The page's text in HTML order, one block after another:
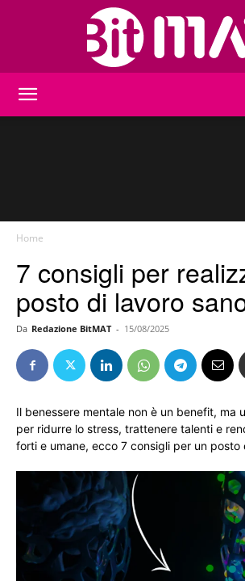
Home
7 consigli per
posto di lavoro
Da Redazione BitMAT - 15/08/2025
Il benessere mentale non è un benefit, ma
per ridurre lo stress, trattenere talenti e
forti e umane, ecco 7 consigli per un posto